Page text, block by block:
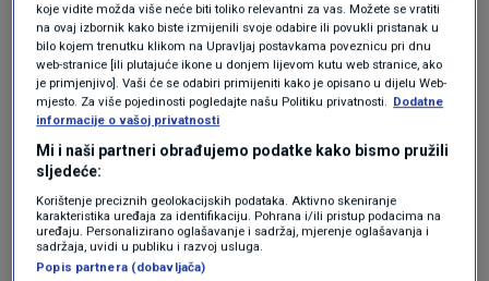
HDZ: Niste osudili
izrugivanje s mladima
koji su stajali iza
Primorca; SDP: Treba im
psihološka pomoć
koje vidite možda više neće biti toliko relevantni za vas. Možete se vratiti
na ovaj izbornik kako biste izmijenili svoje odabire ili povukli pristanak u
bilo kojem trenutku klikom na Upravljaj postavkama poveznicu pri dnu
web-stranice [ili plutajuće ikone u donjem lijevom kutu web stranice, ako
je primjenjivo]. Vaši će se odabiri primijeniti kako je opisano u dijelu Web-
mjesto. Za više pojedinosti pogledajte našu Politiku privatnosti. Dodatne
informacije o vašoj privatnosti
Mi i naši partneri obrađujemo podatke kako bismo pružili
sljedeće:
Korištenje preciznih geolokacijskih podataka. Aktivno skeniranje
karakteristika uređaja za identifikaciju. Pohrana i/ili pristup podacima na
uređaju. Personalizirano oglašavanje i sadržaj, mjerenje oglašavanja i
sadržaja, uvidi u publiku i razvoj usluga.
Popis partnera (dobavljača)